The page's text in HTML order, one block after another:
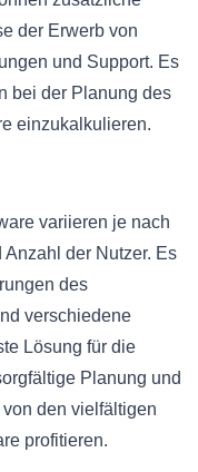
der Erwerb von
und Support. Es
bei der Planung des
einzukalkulieren.
variieren je nach
der Nutzer. Es
des
verschiedene
Lösung für die
Planung und
den vielfältigen
profitieren.